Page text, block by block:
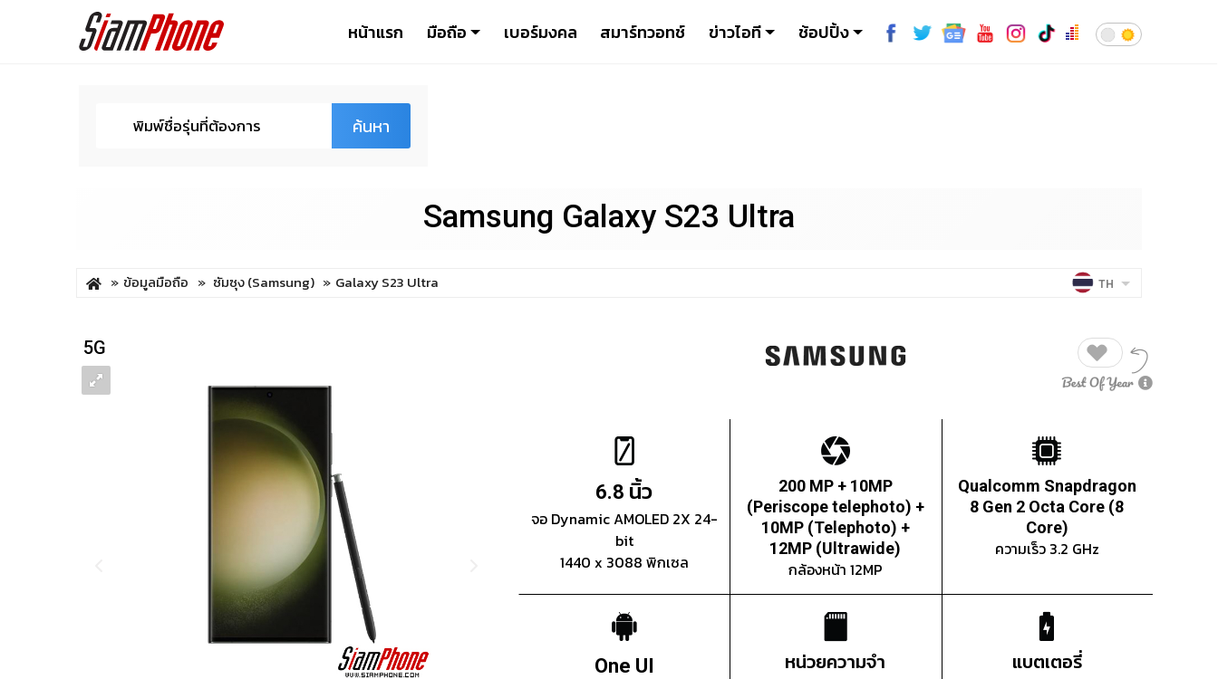
หน้าแรก มือถือ เบอร์มงคล สมาร์ทวอทช์ ข่าวไอที ช้อปปิ้ง
ค้นหา
Samsung Galaxy S23 Ultra
ข้อมูลมือถือ ซัมซุง (Samsung) Galaxy S23 Ultra TH
5G
6.8 นิ้ว
จอ Dynamic AMOLED 2X 24-
bit
1440 x 3088 พิกเซล
200 MP + 10MP
(Periscope telephoto) +
10MP (Telephoto) +
12MP (Ultrawide)
กล้องหน้า 12MP
Qualcomm Snapdragon
8 Gen 2 Octa Core (8
Core)
ความเร็ว 3.2 GHz
One UI หน่วยความจำ แบตเตอรี่